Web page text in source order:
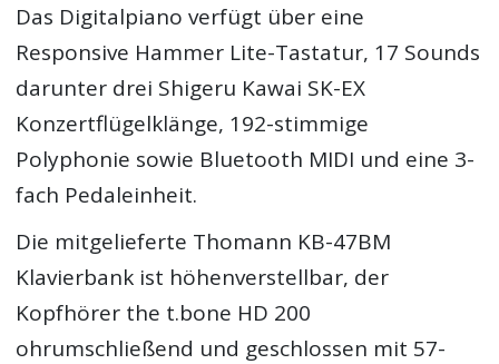
Das Digitalpiano verfügt über eine
Responsive Hammer Lite-Tastatur, 17 Sounds
darunter drei Shigeru Kawai SK-EX
Konzertflügelklänge, 192-stimmige
Polyphonie sowie Bluetooth MIDI und eine 3-
fach Pedaleinheit.
Die mitgelieferte Thomann KB-47BM
Klavierbank ist höhenverstellbar, der
Kopfhörer the t.bone HD 200
ohrumschließend und geschlossen mit 57-